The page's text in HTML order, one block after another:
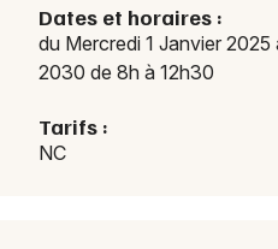
Newsletter des sorties
Artistes en tournée
Actus à Tours
Dates et horaires :
du Mercredi 1 Janvier
2030 de 8h à 12h30
Tarifs :
NC